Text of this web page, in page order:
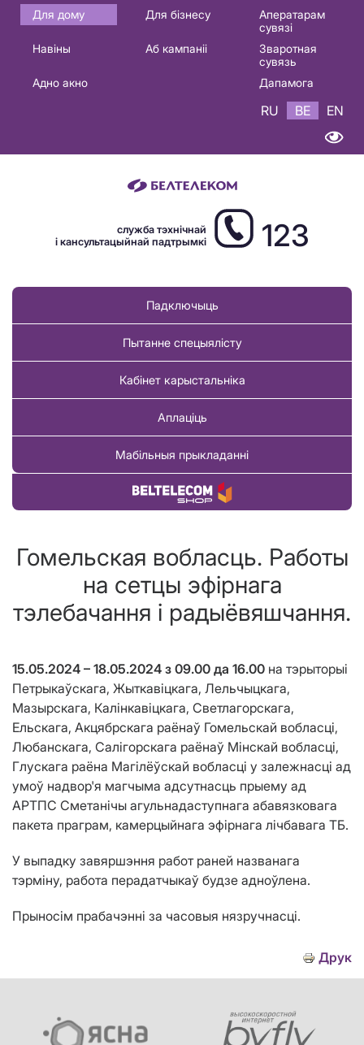
Основная
навигация
Для дому Для бізнесу
Аператарам
сувязі
Навіны
Аб кампаніі
Зваротная
сувязь
Адно акно
Дапамога
RU BE EN
служба тэхнічнай
і кансультацыйнай падтрымкі
123
Падключыць
Пытанне спецыялісту
Кабінет карыстальніка
Аплаціць
Мабільныя прыкладанні
Купіць тавар
Гомельская вобласць. Работы
на сетцы эфірнага
тэлебачання і радыёвяшчання.
15.05.2024 – 18.05.2024 з 09.00 да 16.00 на тэрыторыі
Петрыкаўскага, Жыткавіцкага, Лельчыцкага,
Мазырскага, Калінкавіцкага, Светлагорскага,
Ельскага, Акцябрскага раёнаў Гомельскай вобласці,
Любанскага, Салігорскага раёнаў Мінскай вобласці,
Глускага раёна Магілёўскай вобласці у залежнасці ад
умоў надвор'я магчыма адсутнасць прыему ад
АРТПС Сметанічы агульнадаступнага абавязковага
пакета праграм, камерцыйнага эфірнага лічбавага ТБ.
У выпадку завяршэння работ раней названага
тэрміну, работа перадатчыкаў будзе адноўлена.
Прыносім прабачэнні за часовыя нязручнасці.
Друк